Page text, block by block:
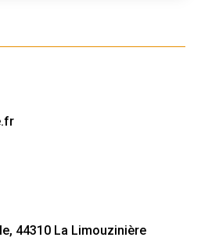
44310 La Limouzinière